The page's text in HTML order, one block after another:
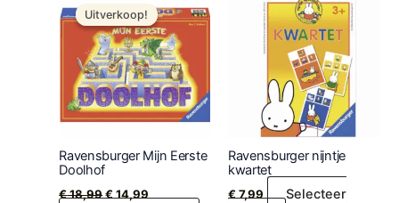
Uitverkoop!
Uitverkoop!
Ravensburger Mijn Eerste
Doolhof
€18,99
prijs
was:
€ 18,99.
€14,99
prijs
is:
€ 14,99.
Ravensburger nijntje
kwartet
€7,99
Selecteer